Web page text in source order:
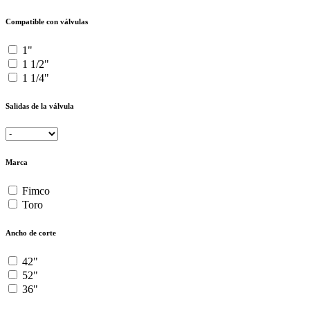
Compatible con válvulas
1"
1 1/2"
1 1/4"
Salidas de la válvula
Marca
Fimco
Toro
Ancho de corte
42"
52"
36"